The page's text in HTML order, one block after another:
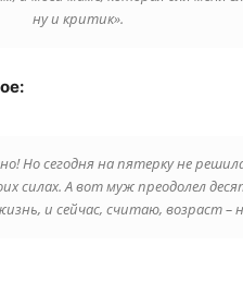
ну и критик».
Но сегодня на пятерку не
силах. А вот муж преодолел
и сейчас, считаю, возраст –